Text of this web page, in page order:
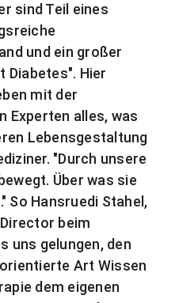
sind Teil eines
und ein großer
Diabetes". Hier
mit der
Experten alles, was
Lebensgestaltung
"Durch unsere
Über was sie
So Hansruedi Stahel,
beim
uns gelungen, den
Art Wissen
dem eigenen